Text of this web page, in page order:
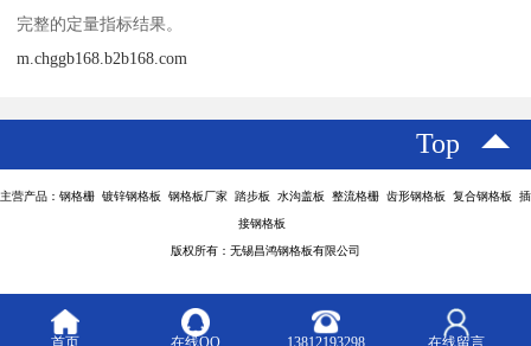
完整的定量指标结果。
m.chggb168.b2b168.com
Top
主营产品：钢格栅 镀锌钢格板 钢格板厂家 踏步板 水沟盖板 整流格栅 齿形钢格板 复合钢格板 插
接钢格板
版权所有：无锡昌鸿钢格板有限公司
首页 在线QQ 13812193298 在线留言